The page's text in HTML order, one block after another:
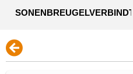
SONENBREUGELVERBINDT